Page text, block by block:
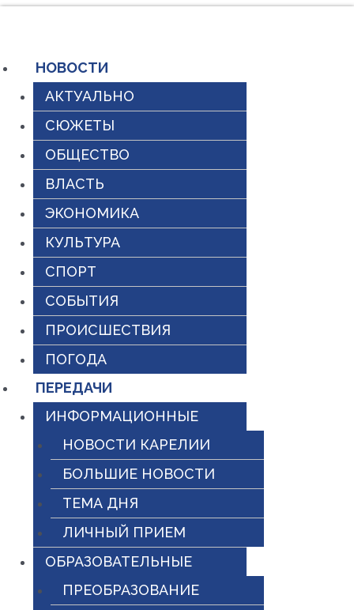
содержимому
НОВОСТИ
АКТУАЛЬНО
СЮЖЕТЫ
ОБЩЕСТВО
ВЛАСТЬ
ЭКОНОМИКА
КУЛЬТУРА
СПОРТ
СОБЫТИЯ
ПРОИСШЕСТВИЯ
ПОГОДА
ПЕРЕДАЧИ
ИНФОРМАЦИОННЫЕ
НОВОСТИ КАРЕЛИИ
БОЛЬШИЕ НОВОСТИ
ТЕМА ДНЯ
ЛИЧНЫЙ ПРИЕМ
ОБРАЗОВАТЕЛЬНЫЕ
ПРЕОБРАЗОВАНИЕ